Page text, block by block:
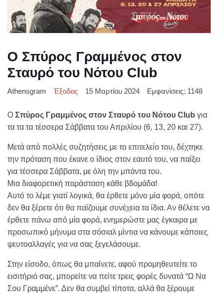
Ο Σπύρος Γραμμένος στον
Σταυρό του Νότου Club
Athensgram Έξοδος 15 Μαρτίου 2024 Εμφανίσεις: 1148
Ο Σπύρος Γραμμένος στον Σταυρό του Νότου Club για
τα τα τα τέσσερα Σάββατα του Απριλίου (6, 13, 20 και 27).
Μετά από πολλές συζητήσεις με το επιτελείο του, δέχτηκε
την πρόταση που έκανε ο ίδιος στον εαυτό του, να παίξει
για τέσσερα Σάββατα, με όλη την μπάντα του.
Μια διαφορετική παράσταση κάθε βδομάδα!
Αυτό το λέμε γιατί λογικά, θα έρθετε μόνο μία φορά, οπότε
δεν θα ξέρετε ότι θα παίζουμε συνέχεια τα ίδια. Αν θέλετε να
έρθετε πάνω από μία φορά, ενημερώστε μας έγκαιρα με
προσωπικό μήνυμα στα σόσιαλ μίντια να κάνουμε κάποιες
ψευτοαλλαγές για να σας ξεγελάσουμε.
Στην είσοδο, όπως θα μπαίνετε, αφού προμηθευτείτε το
εισιτήριό σας, μπορείτε να πείτε τρεις φορές δυνατά “Ω Να
Σου Γραμμένε”. Δεν θα συμβεί τίποτα, αλλά θα ξέρουμε